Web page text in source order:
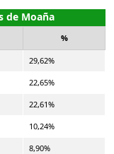
de Moaña
%
29,62%
22,65%
22,61%
10,24%
8,90%